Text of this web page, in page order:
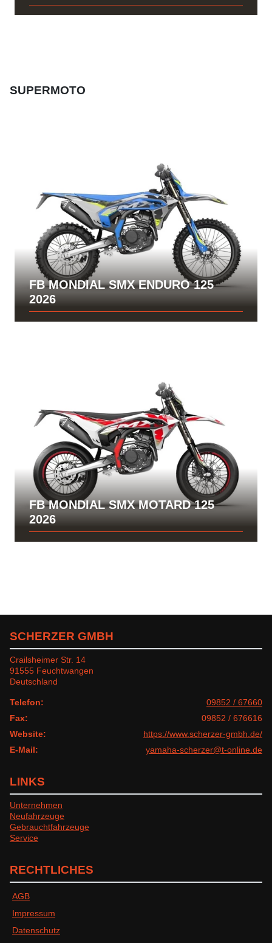
SUPERMOTO
FB MONDIAL SMX ENDURO 125
2026
FB MONDIAL SMX MOTARD 125
2026
SCHERZER GMBH
Crailsheimer Str. 14
91555 Feuchtwangen
Deutschland
Telefon:
09852 / 67660
Fax:
09852 / 676616
Website:
https://www.scherzer-gmbh.de/
E-Mail:
yamaha-scherzer@t-online.de
LINKS
Unternehmen
Neufahrzeuge
Gebrauchtfahrzeuge
Service
RECHTLICHES
AGB
Impressum
Datenschutz